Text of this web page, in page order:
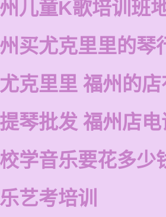
儿童K歌培训班
买尤克里里的琴
克里里 福州的
琴批发 福州店
学音乐要花多少
艺考培训